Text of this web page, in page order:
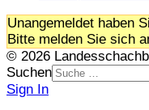
Unangemeldet haben
Bitte melden Sie sich
© 2026
Suchen
Sign In